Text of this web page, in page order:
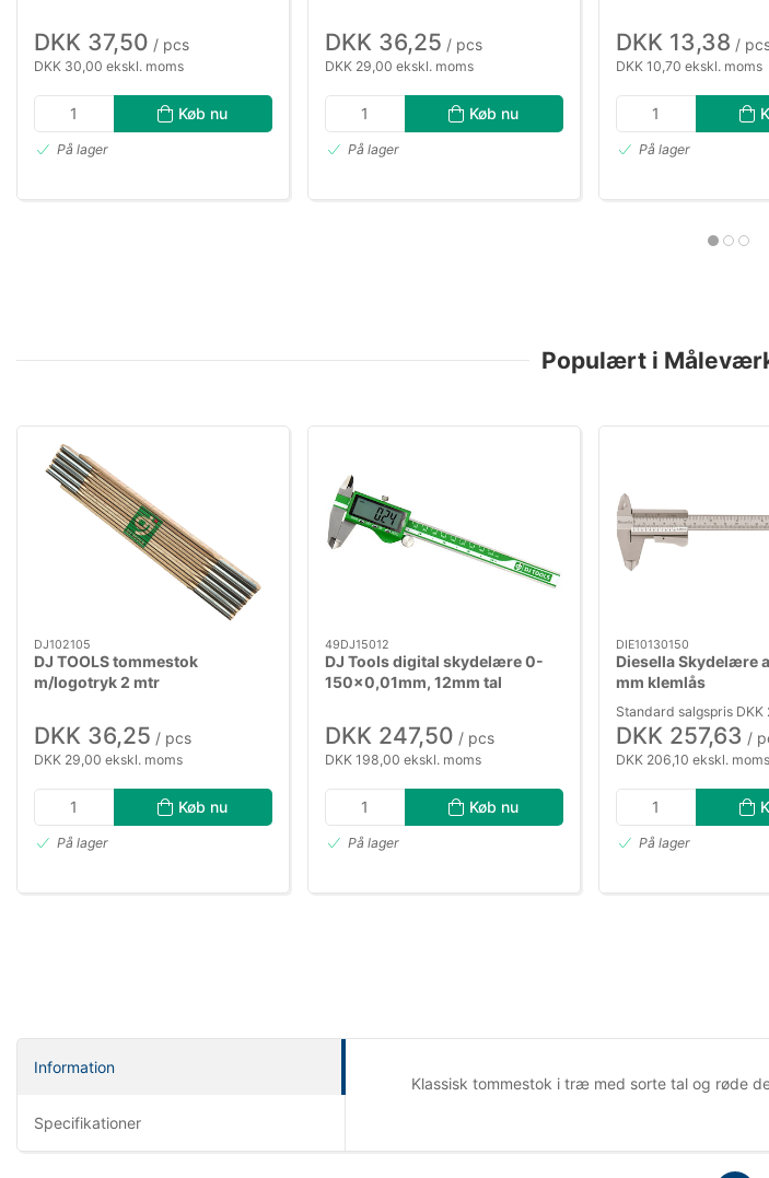
DKK 37,50 / pcs
DKK 30,00 ekskl. moms
Køb nu
På lager
DKK 36,25 / pcs
DKK 29,00 ekskl. moms
Køb nu
På lager
DKK 13,38 /
DKK 10,70 ekskl. moms
På lager
Populært i
DJ102105
DJ TOOLS tommestok
m/logotryk 2 mtr
DKK 36,25 / pcs
DKK 29,00 ekskl. moms
Køb nu
På lager
49DJ15012
DJ Tools digital skydelære 0-
150×0,01mm, 12mm tal
DKK 247,50 / pcs
DKK 198,00 ekskl. moms
Køb nu
På lager
DIE10130150
Diesella Skydelære
mm klemlås
Standard salgspris DKK
DKK 257,63 /
DKK 206,10 ekskl. moms
På lager
Information
Specifikationer
Klassisk tommestok i træ med sorte tal og røde